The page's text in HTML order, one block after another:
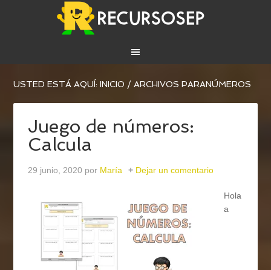
USTED ESTÁ AQUÍ:INICIO / ARCHIVOS PARANÚMEROS
Juego de números:
Calcula
29 junio, 2020 por María Dejar un comentario
Hola
a